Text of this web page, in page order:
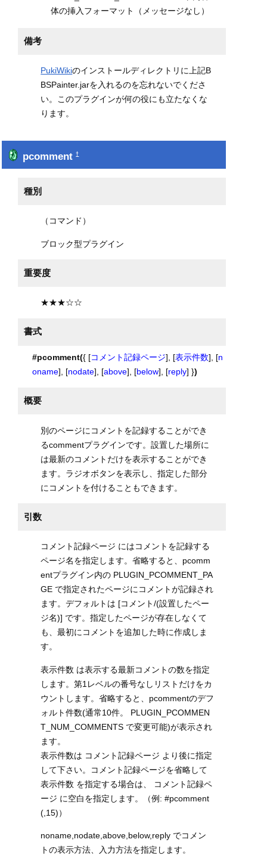
体の挿入フォーマット（メッセージなし）
備考
PukiWikiのインストールディレクトリに上記B
BSPainter.jarを入れるのを忘れないでくださ
い。このプラグインが何の役にも立たなくな
ります。
pcomment†
種別
（コマンド）
ブロック型プラグイン
重要度
★★★☆☆
書式
#pcomment({ [コメント記録ページ], [表示件数], [n
oname], [nodate], [above], [below], [reply] })
概要
別のページにコメントを記録することができ
るcommentプラグインです。設置した場所に
は最新のコメントだけを表示することができ
ます。ラジオボタンを表示し、指定した部分
にコメントを付けることもできます。
引数
コメント記録ページ にはコメントを記録する
ページ名を指定します。省略すると、pcomm
entプラグイン内の PLUGIN_PCOMMENT_PA
GE で指定されたページにコメントが記録され
ます。デフォルトは [コメント/(設置したペー
ジ名)] です。指定したページが存在しなくて
も、最初にコメントを追加した時に作成しま
す。
表示件数 は表示する最新コメントの数を指定
します。第1レベルの番号なしリストだけをカ
ウントします。省略すると、pcommentのデフ
ォルト件数(通常10件。 PLUGIN_PCOMMEN
T_NUM_COMMENTS で変更可能)が表示され
ます。
表示件数は コメント記録ページ より後に指定
して下さい。コメント記録ページを省略して
表示件数 を指定する場合は、 コメント記録ペ
ージ に空白を指定します。（例: #pcomment
(,15)）
noname,nodate,above,below,reply でコメン
トの表示方法、入力方法を指定します。